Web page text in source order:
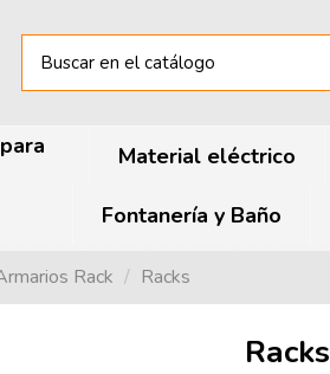
Material eléctrico
Fontanería y Baño
Rack Racks
Racks